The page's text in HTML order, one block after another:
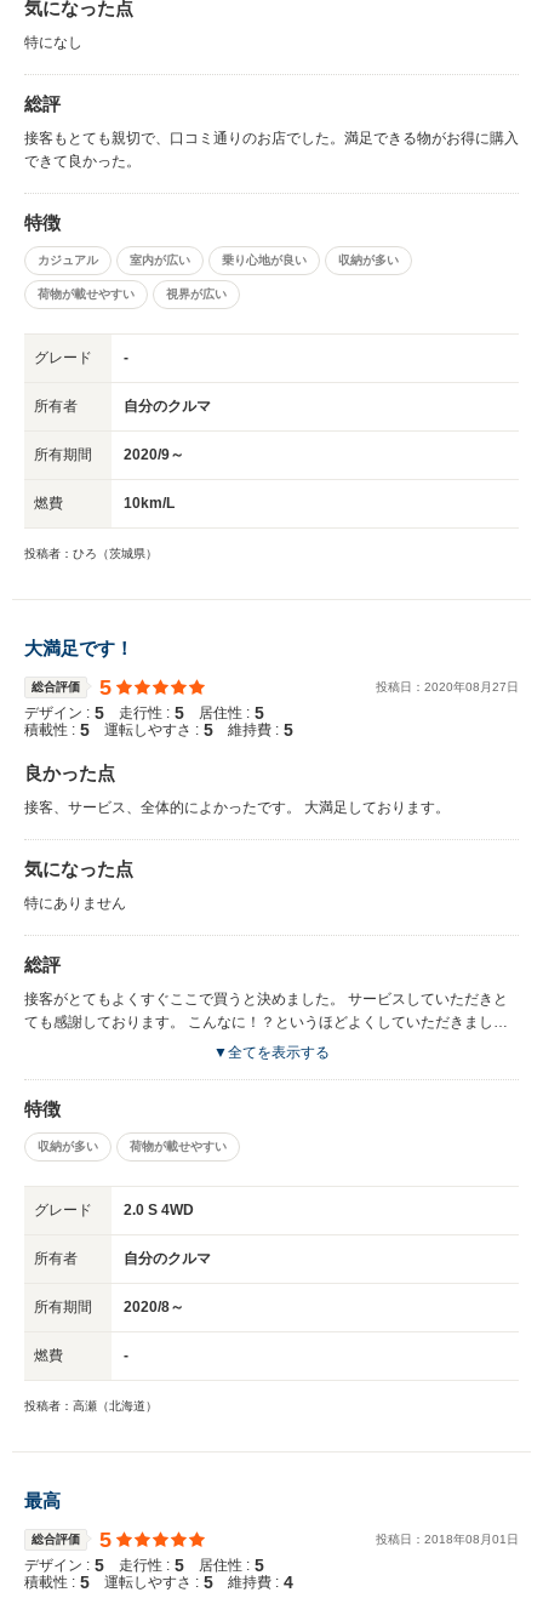
気になった点
特になし
総評
接客もとても親切で、口コミ通りのお店でした。満足できる物がお得に購入
できて良かった。
特徴
カジュアル 室内が広い 乗り心地が良い 収納が多い
荷物が載せやすい 視界が広い
グレード -
所有者 自分のクルマ
所有期間 2020/9～
燃費 10km/L
投稿者：ひろ（茨城県）
大満足です！
総合評価 5 投稿日： 2020年08 月27日
デザイン : 5 走行性 : 5 居住性 : 5
積載性 : 5 運転しやすさ : 5 維持費 : 5
良かった点
接客、サービス、全体的によかったです。 大満足しております。
気になった点
特にありません
総評
接客がとてもよくすぐここで買うと決めました。 サービスしていただきと
ても感謝しております。 こんなに！？というほどよくしていただきまし
▼全てを表示する
特徴
収納が多い 荷物が載せやすい
グレード 2.0 S 4WD
所有者 自分のクルマ
所有期間 2020/8～
燃費 -
投稿者：高瀬（北海道）
最高
総合評価 5 投稿日： 2018年08 月01 日
デザイン : 5 走行性 : 5 居住性 : 5
積載性 : 5 運転しやすさ : 5 維持費 : 4